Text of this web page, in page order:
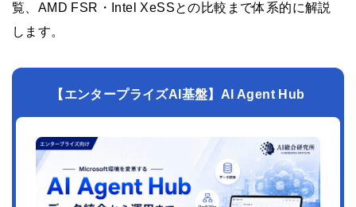
覧、AMD FSR・Intel XeSSとの比較まで体系的に解説
します。
【エンタープライズAI基盤】AI Agent Hub